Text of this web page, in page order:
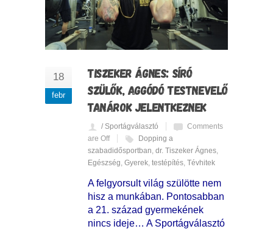
18
febr
TISZEKER ÁGNES: SÍRÓ
SZÜLŐK, AGGÓDÓ TESTNEVELŐ
TANÁROK JELENTKEZNEK
/ Sportágválasztó
Comments
are Off
Dopping a
szabadidősportban dr. Tiszeker Ágnes
Egészség Gyerek testépítés Tévhitek
A felgyorsult világ szülötte nem
hisz a munkában. Pontosabban
a 21. század gyermekének
nincs ideje… A Sportágválasztó